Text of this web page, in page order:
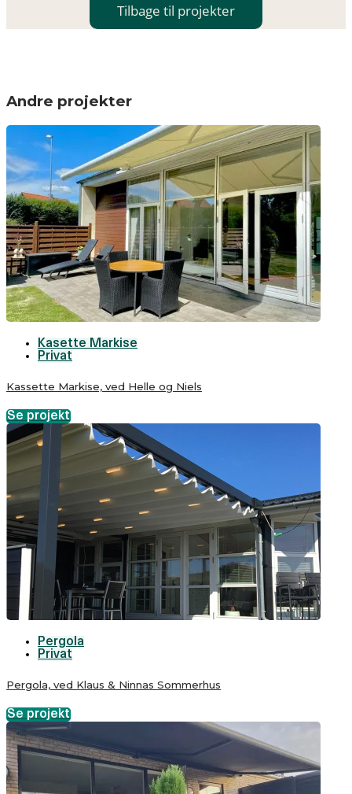
Tilbage til projekter
Andre projekter
Kasette Markise
Privat
Kassette Markise, ved Helle og Niels
Se projekt
Pergola
Privat
Pergola, ved Klaus & Ninnas Sommerhus
Se projekt